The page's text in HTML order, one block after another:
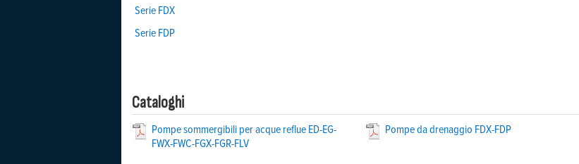
Serie FDX
Serie FDP
Cataloghi
Pompe sommergibili per acque reflue ED-EG-
FWX-FWC-FGX-FGR-FLV
Pompe da drenaggio FDX-FDP